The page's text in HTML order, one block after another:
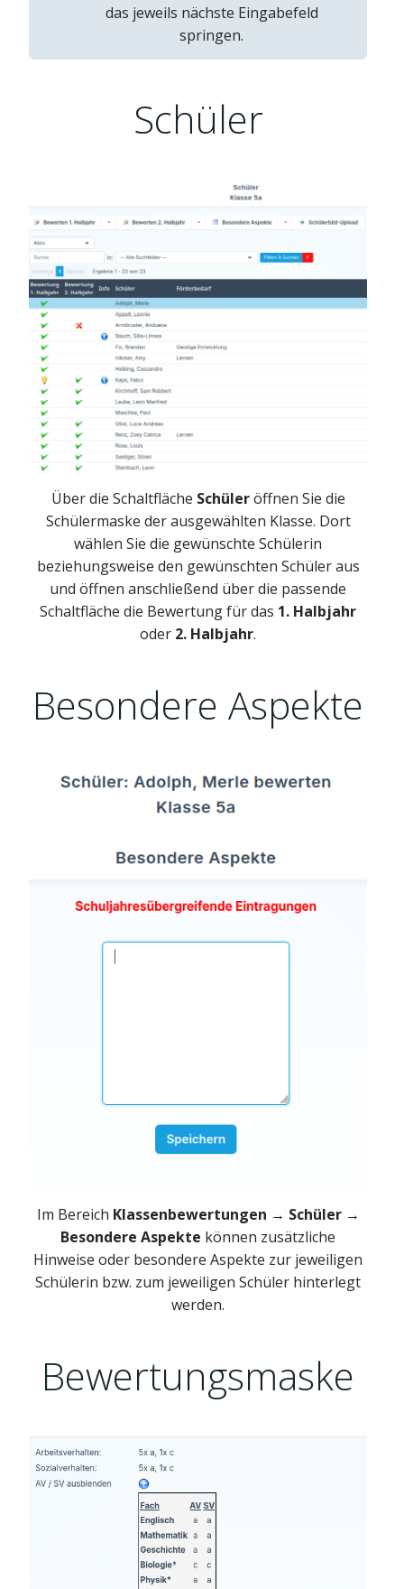
das jeweils nächste Eingabefeld
springen.
Schüler
Über die Schaltfläche Schüleröffnen Sie die
Schülermaske der ausgewählten Klasse. Dort
wählen Sie die gewünschte Schülerin
beziehungsweise den gewünschten Schüler aus
und öffnen anschließend über die passende
Schaltfläche die Bewertung für das 1. Halbjahr
oder 2. Halbjahr.
Besondere Aspekte
Im Bereich Klassenbewertungen → Schüler →
Besondere Aspekte können zusätzliche
Hinweise oder besondere Aspekte zur jeweiligen
Schülerin bzw. zum jeweiligen Schüler hinterlegt
werden.
Bewertungsmaske